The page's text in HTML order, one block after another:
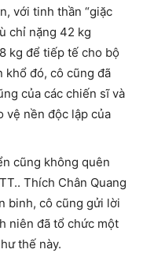
với tinh thần “giặc
chỉ nặng 42 kg
kg để tiếp tế cho bộ
khổ đó, cô cũng đã
của các chiến sĩ và
vệ nền độc lập của
cũng không quên
Thích Chân Quang
binh, cô cũng gửi lời
niên đã tổ chức một
thế này.